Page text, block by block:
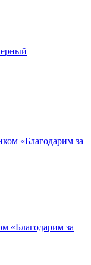
«Благодарим за